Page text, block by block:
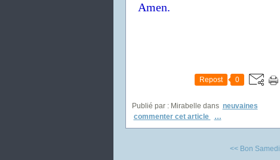
Amen.
Repost 0
Publié par : Mirabelle dans neuvaines
commenter cet article
…
<< Bon Samedi